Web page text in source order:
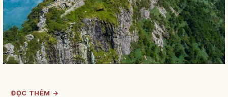
ĐỌC THÊM →